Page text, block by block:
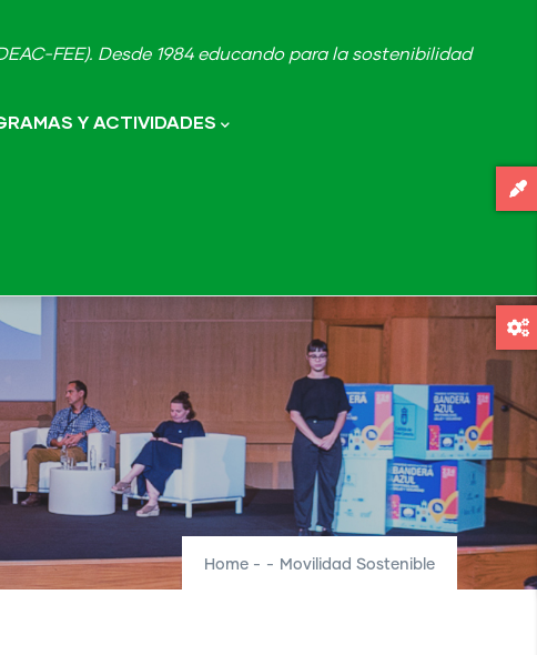
FEE). Desde 1984 educando para la sostenibilidad
Y ACTIVIDADES
Home - - Movilidad Sostenible